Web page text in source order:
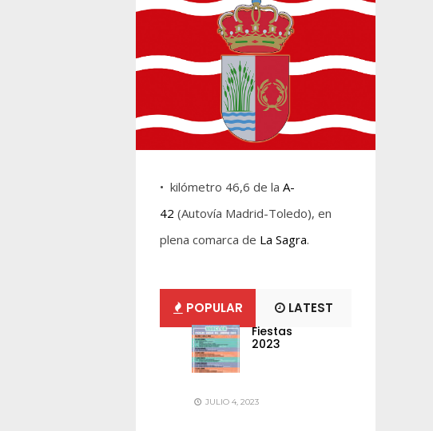
• kilómetro 46,6 de la A-
42 (Autovía Madrid-Toledo), en
plena comarca de La Sagra.
POPULAR LATEST
Fiestas
2023
JULIO 4, 2023